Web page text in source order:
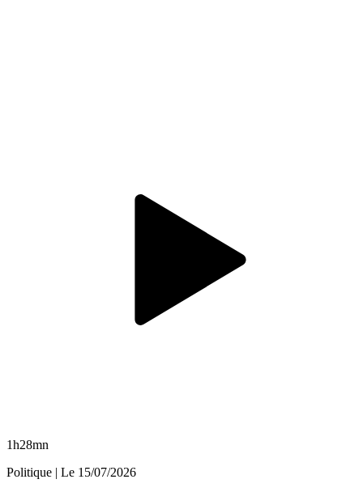
1h28mn
Politique | Le 15/07/2026